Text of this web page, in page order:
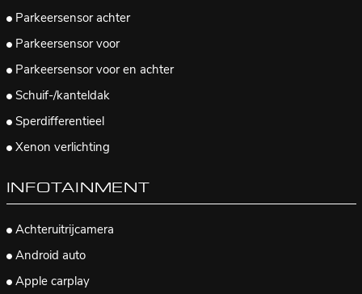
Parkeersensor achter
Parkeersensor voor
Parkeersensor voor en achter
Schuif-/kanteldak
Sperdifferentieel
Xenon verlichting
INFOTAINMENT
Achteruitrijcamera
Android auto
Apple carplay